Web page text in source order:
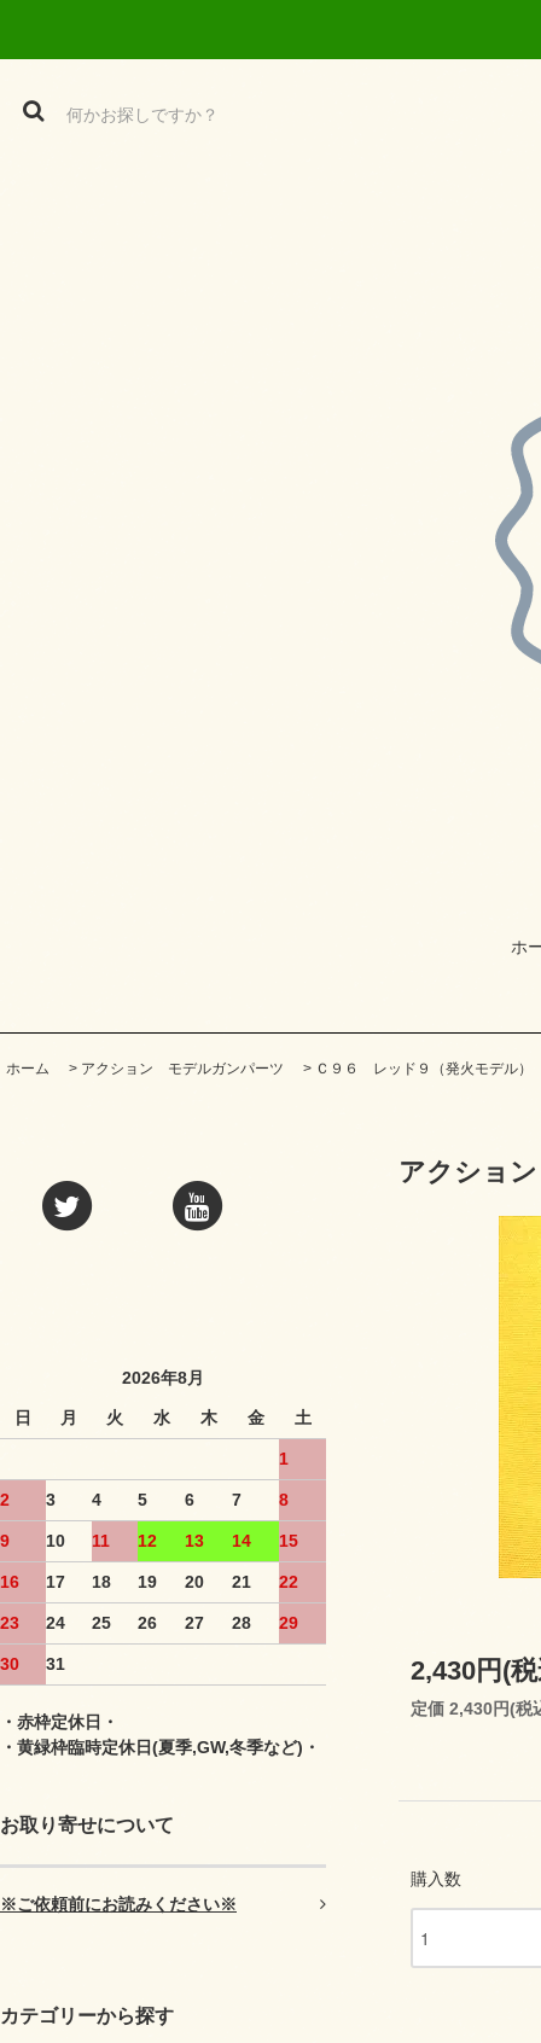
ホ
ホーム > アクション モデルガンパーツ > Ｃ９６ レッド９（発火モデル）
2026年8月
日 月 火 水 木 金 土
1
2 3 4 5 6 7 8
9 10 11 12 13 14 15
16 17 18 19 20 21 22
23 24 25 26 27 28 29
30 31
・赤枠定休日・
・黄緑枠臨時定休日(夏季,GW,冬季など)・
お取り寄せについて
※ご依頼前にお読みください※
カテゴリーから探す
アクショ
2,430円(
定価 2,430円(税
購入数